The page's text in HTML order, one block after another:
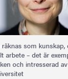
som
arbete – det är
och intresserad